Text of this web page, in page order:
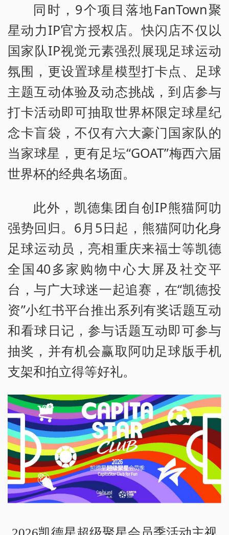
同时，9个项目落地FanTown聚
星动力IP官方授权店。快闪店不仅以
国家队IP视觉元素强烈展现足球运动
氛围，更设置球星模型打卡点、足球
主题互动体验及动态挑战，到店参与
打卡活动即可抽取世界杯限定球星纪
念卡盲袋，不仅有六大豪门国家队的
当家球星，更有足坛“GOAT”梅西六届
世界杯的经典名场面。
此外，凯德集团自创IP熊猫阿叻
强势回归。6月5日起，熊猫阿叻化身
足球运动员，亮相重庆来福士等凯德
全国40多家购物中心大屏及社交平
台，与广大球迷一起追赛，在“凯德投
资”小红书平台推出系列有奖话题互动
和看球日记，参与话题互动即可参与
抽奖，并有机会赢取阿叻足球版手机
支架和拍立得等好礼。